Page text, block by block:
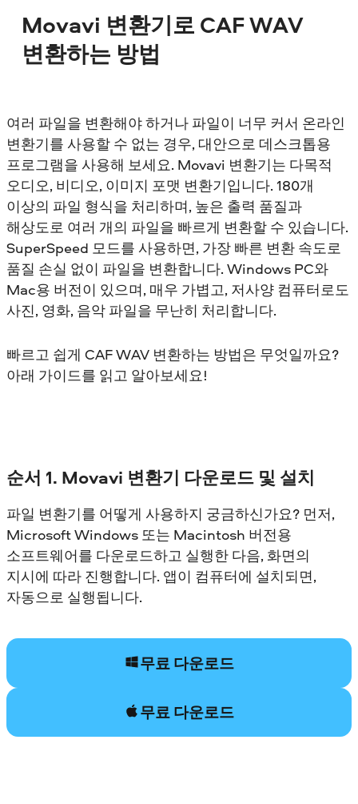
Movavi 변환기로 CAF WAV
변환하는 방법
여러 파일을 변환해야 하거나 파일이 너무 커서 온라인
변환기를 사용할 수 없는 경우, 대안으로 데스크톱용
프로그램을 사용해 보세요. Movavi 변환기는 다목적
오디오, 비디오, 이미지 포맷 변환기입니다. 180개
이상의 파일 형식을 처리하며, 높은 출력 품질과
해상도로 여러 개의 파일을 빠르게 변환할 수 있습니다.
SuperSpeed 모드를 사용하면, 가장 빠른 변환 속도로
품질 손실 없이 파일을 변환합니다. Windows PC와
Mac용 버전이 있으며, 매우 가볍고, 저사양 컴퓨터로도
사진, 영화, 음악 파일을 무난히 처리합니다.
빠르고 쉽게 CAF WAV 변환하는 방법은 무엇일까요?
아래 가이드를 읽고 알아보세요!
순서 1. Movavi 변환기 다운로드 및 설치
파일 변환기를 어떻게 사용하지 궁금하신가요? 먼저,
Microsoft Windows 또는 Macintosh 버전용
소프트웨어를 다운로드하고 실행한 다음, 화면의
지시에 따라 진행합니다. 앱이 컴퓨터에 설치되면,
자동으로 실행됩니다.
무료 다운로드
무료 다운로드